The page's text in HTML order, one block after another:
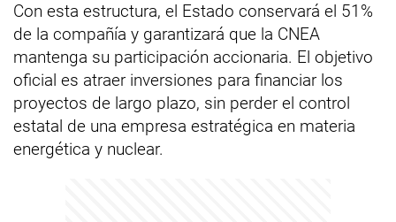
Con esta estructura, el Estado conservará el 51%
de la compañía y garantizará que la CNEA
mantenga su participación accionaria. El objetivo
oficial es atraer inversiones para financiar los
proyectos de largo plazo, sin perder el control
estatal de una empresa estratégica en materia
energética y nuclear.